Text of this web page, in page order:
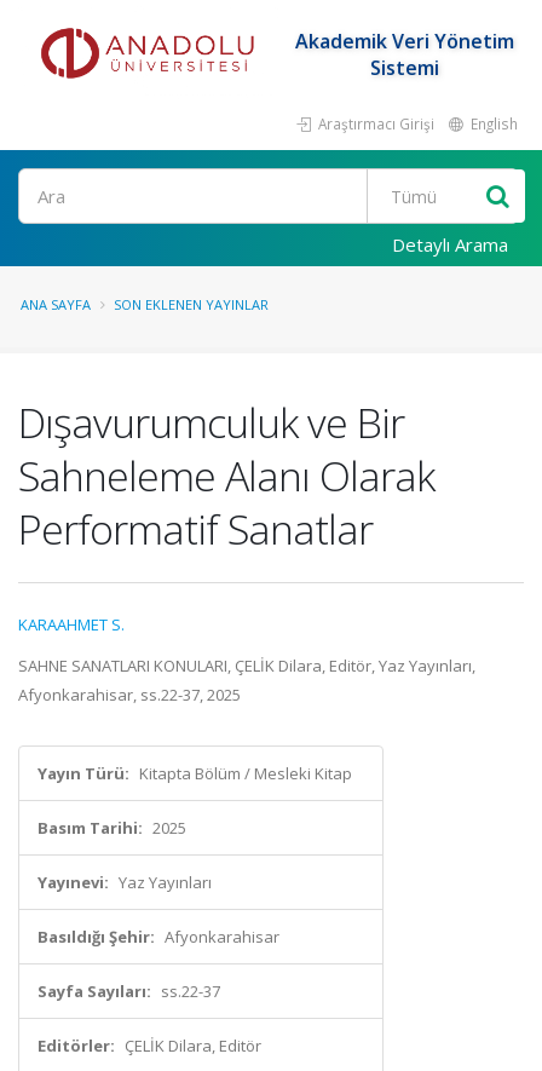
Akademik Veri Yönetim
Sistemi
Araştırmacı Girişi English
Ara
Detaylı Arama
ANA SAYFA SON EKLENEN YAYINLAR
Dışavurumculuk ve Bir
Sahneleme Alanı Olarak
Performatif Sanatlar
KARAAHMET S.
SAHNE SANATLARI KONULARI, ÇELİK Dilara, Editör, Yaz Yayınları,
Afyonkarahisar, ss.22-37, 2025
Yayın Türü: Kitapta Bölüm / Mesleki Kitap
Basım Tarihi: 2025
Yayınevi: Yaz Yayınları
Basıldığı Şehir: Afyonkarahisar
Sayfa Sayıları: ss.22-37
Editörler: ÇELİK Dilara, Editör